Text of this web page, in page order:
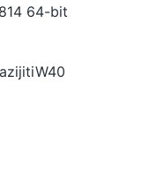
64-bit